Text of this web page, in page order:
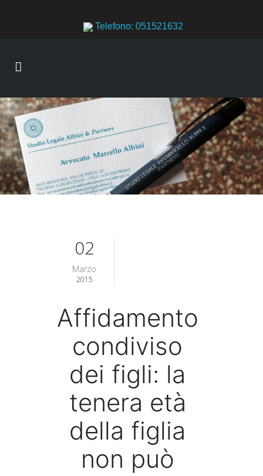
Telefono: 051521632
02
Marzo
2015
Affidamento
condiviso
dei figli: la
tenera età
della figlia
non può